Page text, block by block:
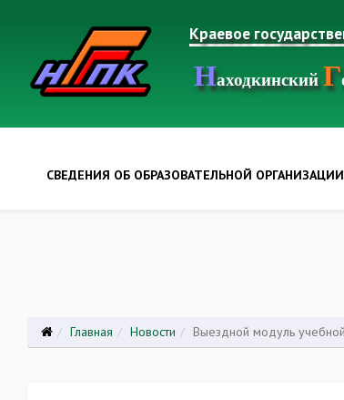
Краевое
НаходкинскийГ
СВЕДЕНИЯ ОБ ОБРАЗОВАТЕЛЬНОЙ ОРГАНИЗАЦИИ
Главная Новости Выездной модуль